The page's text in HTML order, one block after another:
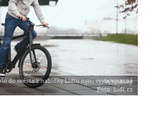
Elektrokolo do města z nabídky Lidlu nyní vyjde výrazně výhodněji
Foto: Lidl.cz